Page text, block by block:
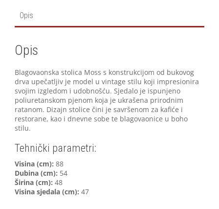
Opis
Opis
Blagovaonska stolica Moss s konstrukcijom od bukovog
drva upečatljiv je model u vintage stilu koji impresionira
svojim izgledom i udobnošću. Sjedalo je ispunjeno
poliuretanskom pjenom koja je ukrašena prirodnim
ratanom. Dizajn stolice čini je savršenom za kafiće i
restorane, kao i dnevne sobe te blagovaonice u boho
stilu.
Tehnički parametri:
Visina (cm): 88
Dubina (cm): 54
Širina (cm): 48
Visina sjedala (cm): 47